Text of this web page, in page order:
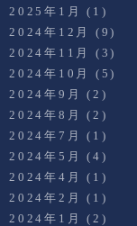
2025年1月
(1)
2024年12月
(9)
2024年11月
(3)
2024年10月
(5)
2024年9月
(2)
2024年8月
(2)
2024年7月
(1)
2024年5月
(4)
2024年4月
(1)
2024年2月
(1)
2024年1月
(2)